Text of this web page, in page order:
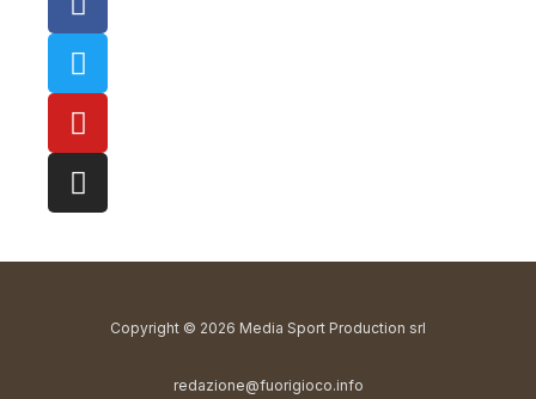
Copyright © 2026 Media Sport Production srl
redazione@fuorigioco.info